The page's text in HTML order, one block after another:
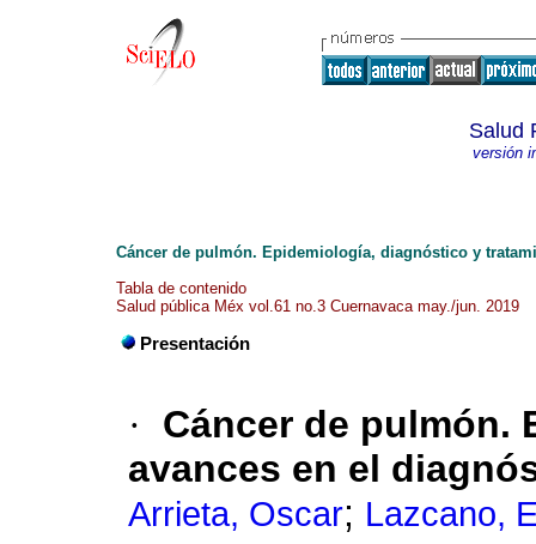
Salud
versión
Cáncer de pulmón. Epidemiología, diagnóstico y
Tabla de contenido
Salud pública Méx vol.61 no.3 Cuernavaca may./jun. 2019
Presentación
·
Cáncer de pulmón.
avances en el
Arrieta, Oscar; Lazcano,